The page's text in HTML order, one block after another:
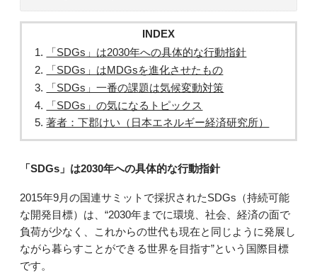
INDEX
「SDGs」は2030年への具体的な行動指針
「SDGs」はMDGsを進化させたもの
「SDGs」一番の課題は気候変動対策
「SDGs」の気になるトピックス
著者：下郡けい（日本エネルギー経済研究所）
「SDGs」は2030年への具体的な行動指針
2015年9月の国連サミットで採択されたSDGs（持続可能
な開発目標）は、“2030年までに環境、社会、経済の面で
負荷が少なく、これからの世代も現在と同じように発展し
ながら暮らすことができる世界を目指す”という国際目標
です。